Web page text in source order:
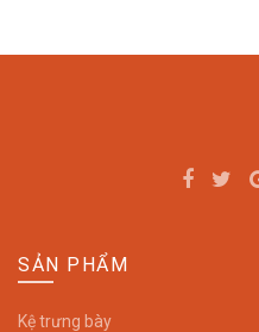
SẢN PHẨM
Kệ trưng bày